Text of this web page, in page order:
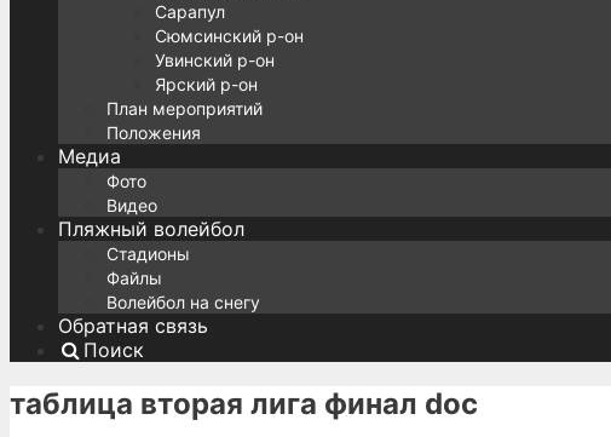
Сарапул
Сюмсинский р-он
Увинский р-он
Ярский р-он
План мероприятий
Положения
Медиа
Фото
Видео
Пляжный волейбол
Стадионы
Файлы
Волейбол на снегу
Обратная связь
Поиск
таблица вторая лига финал doc